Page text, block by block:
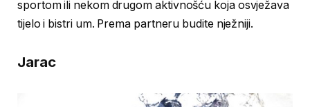
sportom ili nekom drugom aktivnošću koja osvježava
tijelo i bistri um. Prema partneru budite nježniji.
Jarac